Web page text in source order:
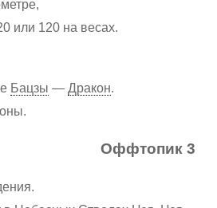
или 120 на весах.
Бацзы — Дракон.
Оффтопик 3